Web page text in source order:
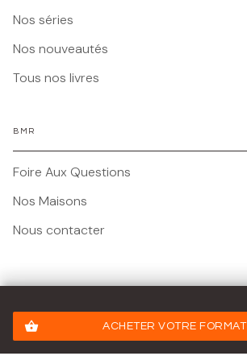
shopping_basket ACHETER VOTRE FORMAT
Nos séries
Nos nouveautés
Tous nos livres
BMR
Foire Aux Questions
Nos Maisons
Nous contacter
Mentions légales
Conditions Générales d'Utilisation